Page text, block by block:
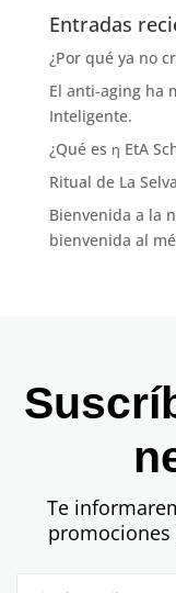
Entradas
¿Por qué ya no
El anti-aging ha
Inteligente.
¿Qué es η EtA
Ritual de La
Bienvenida a la
bienvenida al
Te
promociones